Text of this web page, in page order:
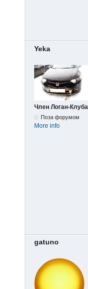
Yeka
Член Логан-Клуба
Поза форумом
More info
gatuno